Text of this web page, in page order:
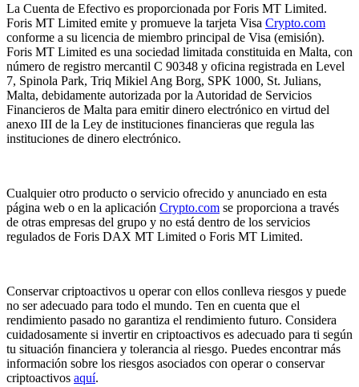
La Cuenta de Efectivo es proporcionada por Foris MT Limited.
Foris MT Limited emite y promueve la tarjeta Visa Crypto.com
conforme a su licencia de miembro principal de Visa (emisión).
Foris MT Limited es una sociedad limitada constituida en Malta, con
número de registro mercantil C 90348 y oficina registrada en Level
7, Spinola Park, Triq Mikiel Ang Borg, SPK 1000, St. Julians,
Malta, debidamente autorizada por la Autoridad de Servicios
Financieros de Malta para emitir dinero electrónico en virtud del
anexo III de la Ley de instituciones financieras que regula las
instituciones de dinero electrónico.
Cualquier otro producto o servicio ofrecido y anunciado en esta
página web o en la aplicación Crypto.com se proporciona a través
de otras empresas del grupo y no está dentro de los servicios
regulados de Foris DAX MT Limited o Foris MT Limited.
Conservar criptoactivos u operar con ellos conlleva riesgos y puede
no ser adecuado para todo el mundo. Ten en cuenta que el
rendimiento pasado no garantiza el rendimiento futuro. Considera
cuidadosamente si invertir en criptoactivos es adecuado para ti según
tu situación financiera y tolerancia al riesgo. Puedes encontrar más
información sobre los riesgos asociados con operar o conservar
criptoactivos aquí.